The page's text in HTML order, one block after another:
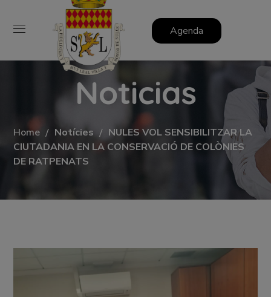
Agenda
Noticias
Home Notícies
NULES VOL SENSIBILITZAR LA
CIUTADANIA EN LA CONSERVACIÓ DE COLÒNIES
DE RATPENATS